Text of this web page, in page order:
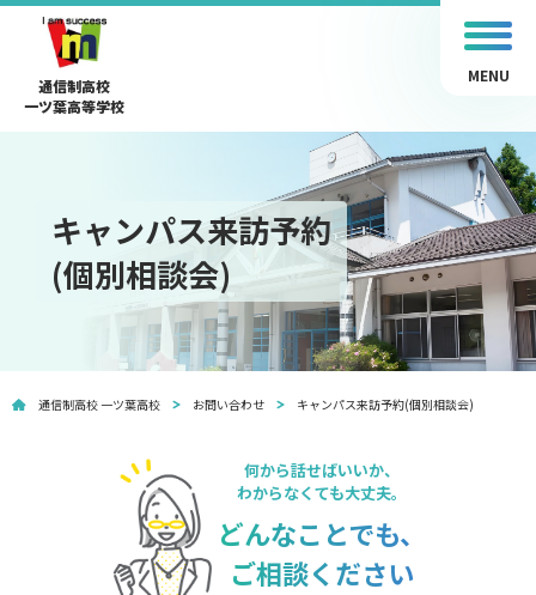
通信制高校
一ツ葉高等学校
MENU
キャンパス来訪予約
(個別相談会)
通信制高校 一ツ葉高校 お問い合わせ キャンパス来訪予約(個別相談会)
何から話せばいいか、
わからなくても大丈夫。
どんなことでも、
ご相談ください